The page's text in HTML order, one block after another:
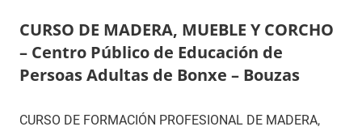
CURSO DE MADERA, MUEBLE Y CORCHO
– Centro Público de Educación de
Persoas Adultas de Bonxe – Bouzas
CURSO DE FORMACIÓN PROFESIONAL DE MADERA,